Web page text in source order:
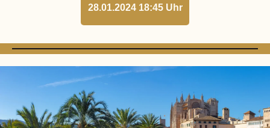
28.01.2024 18:45 Uhr